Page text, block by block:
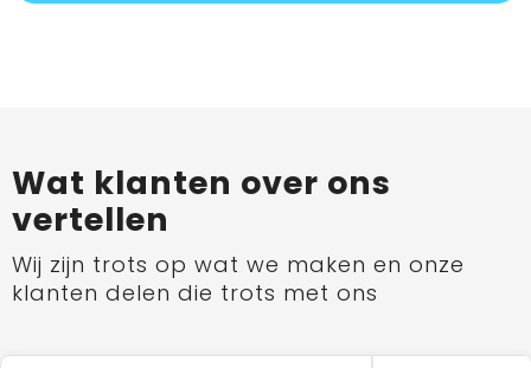
Wat klanten over ons
vertellen
Wij zijn trots op wat we maken en onze
klanten delen die trots met ons